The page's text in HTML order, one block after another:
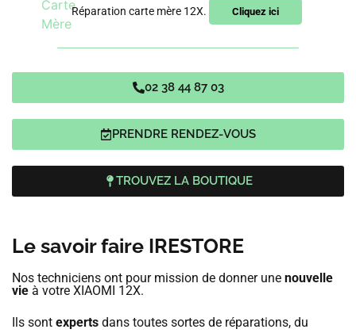
Réparation carte mère 12X. Cliquez ici
02 38 44 87 03
PRENDRE RENDEZ-VOUS
TROUVEZ LA BOUTIQUE
Le savoir faire IRESTORE
Nos techniciens ont pour mission de donner une nouvelle
vie à votre XIAOMI 12X.
Ils sont experts dans toutes sortes de réparations, du